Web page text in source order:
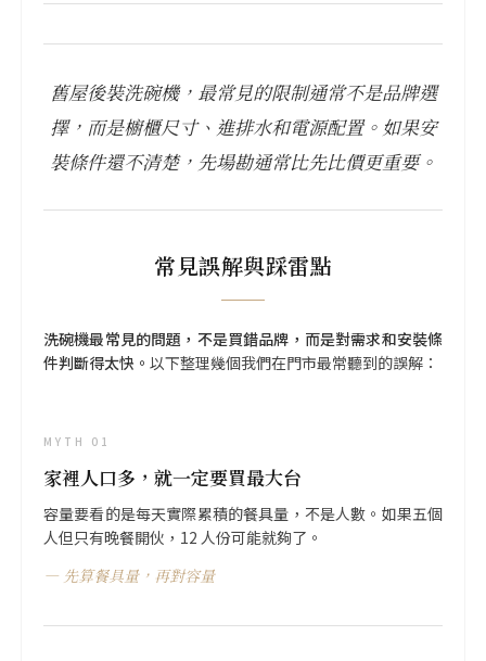
舊屋後裝洗碗機，最常見的限制通常不是品牌選
擇，而是櫥櫃尺寸、進排水和電源配置。如果安
裝條件還不清楚，先場勘通常比先比價更重要。
常見誤解與踩雷點
洗碗機最常見的問題，不是買錯品牌，而是對需求和安裝條
件判斷得太快。 以下整理幾個我們在門市最常聽到的誤解：
MYTH 01
家裡人口多，就一定要買最大台
容量要看的是每天實際累積的餐具量，不是人數。如果五個
人但只有晚餐開伙，12 人份可能就夠了。
先算餐具量，再對容量